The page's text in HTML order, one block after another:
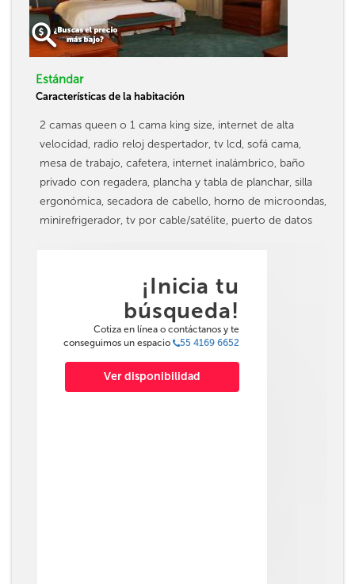
Estándar
Características de la habitación
2 camas queen o 1 cama king size, internet de alta
velocidad, radio reloj despertador, tv lcd, sofá cama,
mesa de trabajo, cafetera, internet inalámbrico, baño
privado con regadera, plancha y tabla de planchar, silla
ergonómica, secadora de cabello, horno de microondas,
minirefrigerador, tv por cable/satélite, puerto de datos
¡Inicia tu
búsqueda!
Cotiza en línea o contáctanos y te
conseguimos un espacio
55 4169 6652
Ver disponibilidad